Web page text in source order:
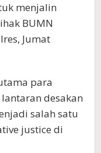
menjalin
BUMN
Jumat
para
desakan
salah satu
justice di